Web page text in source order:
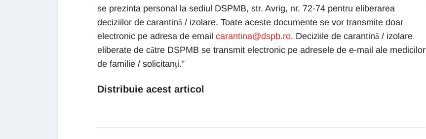
se prezinta personal la sediul DSPMB, str. Avrig, nr. 72-74 pentru eliberarea
deciziilor de carantină / izolare. Toate aceste documente se vor transmite doar
electronic pe adresa de email carantina@dspb.ro. Deciziile de carantină / izolare
eliberate de către DSPMB se transmit electronic pe adresele de e-mail ale medicilor
de familie / solicitanți.”
Distribuie acest articol